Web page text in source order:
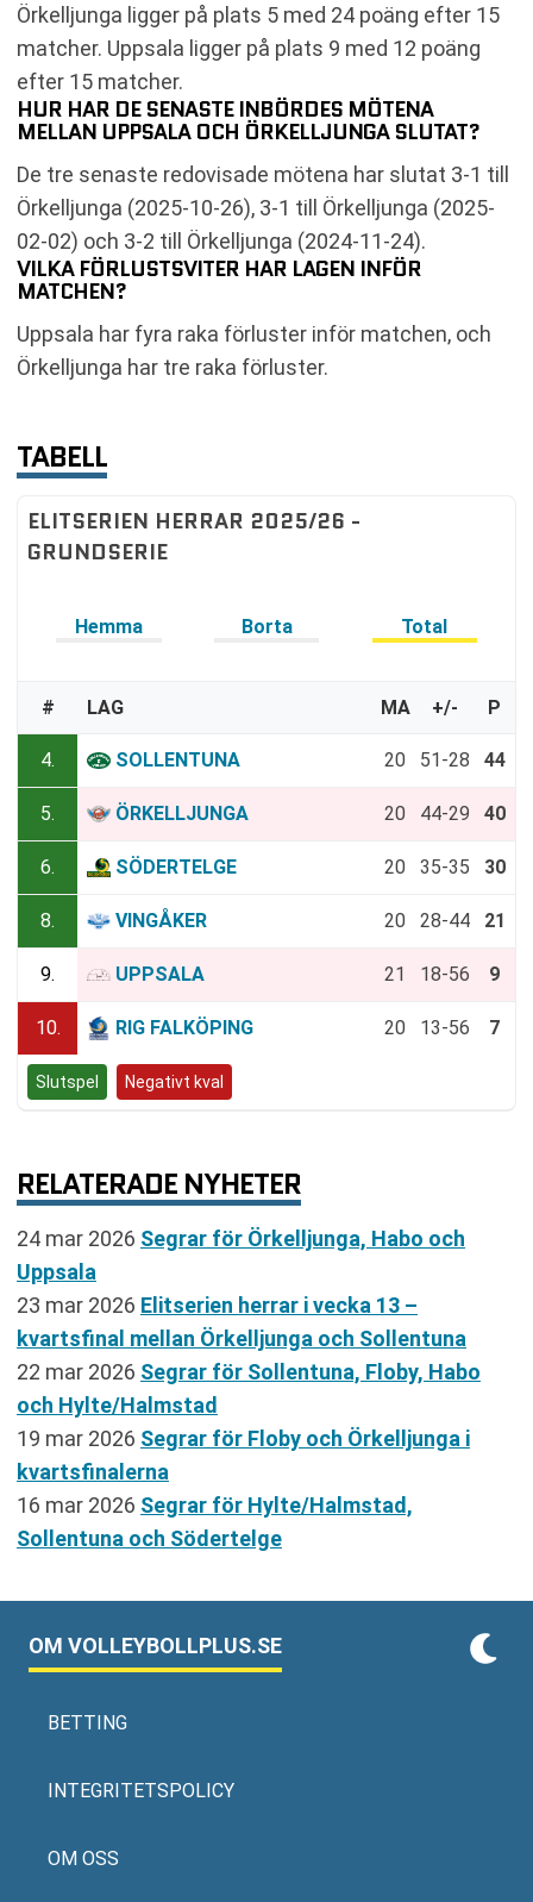
Örkelljunga ligger på plats 5 med 24 poäng efter 15
matcher. Uppsala ligger på plats 9 med 12 poäng
efter 15 matcher.
HUR HAR DE SENASTE INBÖRDES MÖTENA
MELLAN UPPSALA OCH ÖRKELLJUNGA SLUTAT?
De tre senaste redovisade mötena har slutat 3-1 till
Örkelljunga (2025-10-26), 3-1 till Örkelljunga (2025-
02-02) och 3-2 till Örkelljunga (2024-11-24).
VILKA FÖRLUSTSVITER HAR LAGEN INFÖR
MATCHEN?
Uppsala har fyra raka förluster inför matchen, och
Örkelljunga har tre raka förluster.
TABELL
ELITSERIEN HERRAR 2025/26 -
GRUNDSERIE
Hemma Borta Total
# LAG MA +/- P
4. SOLLENTUNA 20 51-28 44
5. ÖRKELLJUNGA 20 44-29 40
6. SÖDERTELGE 20 35-35 30
8. VINGÅKER 20 28-44 21
9. UPPSALA 21 18-56 9
10. RIG FALKÖPING 20 13-56 7
Slutspel Negativt kval
RELATERADE NYHETER
24 mar 2026 Segrar för Örkelljunga, Habo och
Uppsala
23 mar 2026 Elitserien herrar i vecka 13 –
kvartsfinal mellan Örkelljunga och Sollentuna
22 mar 2026 Segrar för Sollentuna, Floby, Habo
och Hylte/Halmstad
19 mar 2026 Segrar för Floby och Örkelljunga i
kvartsfinalerna
16 mar 2026 Segrar för Hylte/Halmstad,
Sollentuna och Södertelge
OM VOLLEYBOLLPLUS.SE
BETTING
INTEGRITETSPOLICY
OM OSS